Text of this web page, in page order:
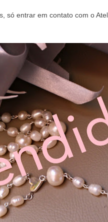
só entrar em contato com o